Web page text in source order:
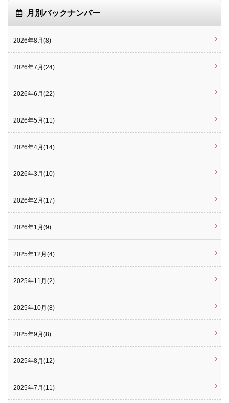
月別バックナンバー
2026年8月(8)
2026年7月(24)
2026年6月(22)
2026年5月(11)
2026年4月(14)
2026年3月(10)
2026年2月(17)
2026年1月(9)
2025年12月(4)
2025年11月(2)
2025年10月(8)
2025年9月(8)
2025年8月(12)
2025年7月(11)